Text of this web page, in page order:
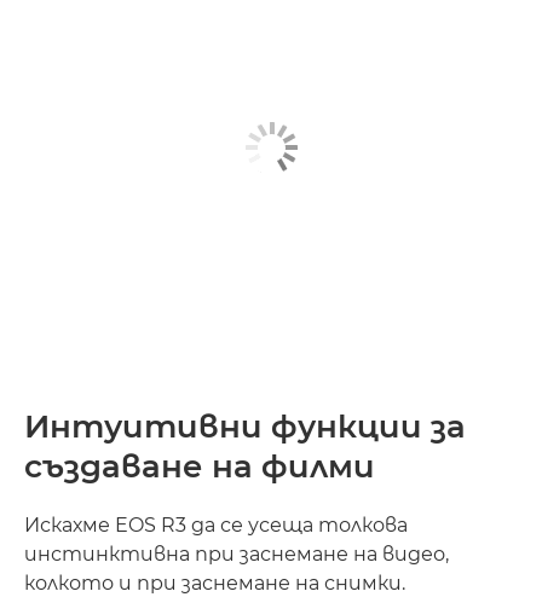
Интуитивни функции за
създаване на филми
Искахме EOS R3 да се усеща толкова
инстинктивна при заснемане на видео,
колкото и при заснемане на снимки.